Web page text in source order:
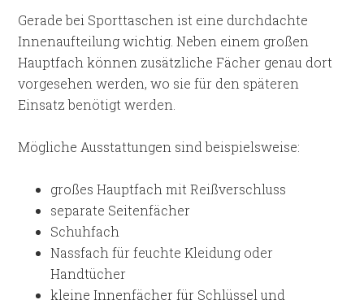
Gerade bei Sporttaschen ist eine durchdachte
Innenaufteilung wichtig. Neben einem großen
Hauptfach können zusätzliche Fächer genau dort
vorgesehen werden, wo sie für den späteren
Einsatz benötigt werden.
Mögliche Ausstattungen sind beispielsweise:
großes Hauptfach mit Reißverschluss
separate Seitenfächer
Schuhfach
Nassfach für feuchte Kleidung oder
Handtücher
kleine Innenfächer für Schlüssel und